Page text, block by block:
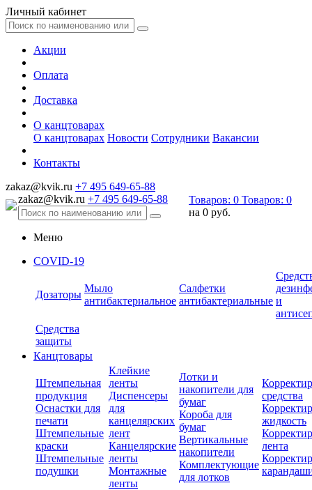
Личный кабинет
Акции
Оплата
Доставка
О канцтоварах
О канцтоварах Новости Сотрудники Вакансии
Контакты
zakaz@kvik.ru +7 495 649-65-88
zakaz@kvik.ru +7 495 649-65-88 Товаров: 0 Товаров: 0
на 0 руб.
Меню
COVID-19
Дозаторы
Мыло
антибактериальное
Салфетки
антибактериальные и
Средства
защиты
Канцтовары
Штемпельная
продукция
Оснастки для
печати
Штемпельные
краски
Штемпельные
подушки
Клейкие
ленты
Диспенсеры
для
канцелярских
лент
Канцелярские
ленты
Монтажные
ленты
Лотки и
накопители для
бумаг
Короба для
бумаг
Вертикальные
накопители
Комплектующие
для лотков
средства
жидкость
лента